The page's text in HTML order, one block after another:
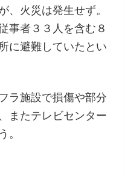
、火災は発生せず。
事者３３人を含む８
に避難していたとい
ラ施設で損傷や部分
またテレビセンター
。